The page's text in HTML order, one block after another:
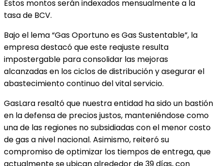
Estos montos serán indexados mensualmente a la
tasa de BCV.
Bajo el lema “Gas Oportuno es Gas Sustentable”, la
empresa destacó que este reajuste resulta
impostergable para consolidar las mejoras
alcanzadas en los ciclos de distribución y asegurar el
abastecimiento continuo del vital servicio.
GasLara resaltó que nuestra entidad ha sido un bastión
en la defensa de precios justos, manteniéndose como
una de las regiones no subsidiadas con el menor costo
de gas a nivel nacional. Asimismo, reiteró su
compromiso de optimizar los tiempos de entrega, que
actualmente se ubican alrededor de 39 días, con